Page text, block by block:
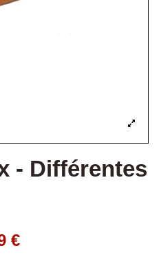
- Différentes
€